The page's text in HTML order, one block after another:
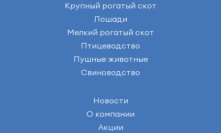
Крупный рогатый скот
Лошади
Мелкий рогатый скот
Птицеводство
Пушные животные
Свиноводство
Новости
О компании
Акции